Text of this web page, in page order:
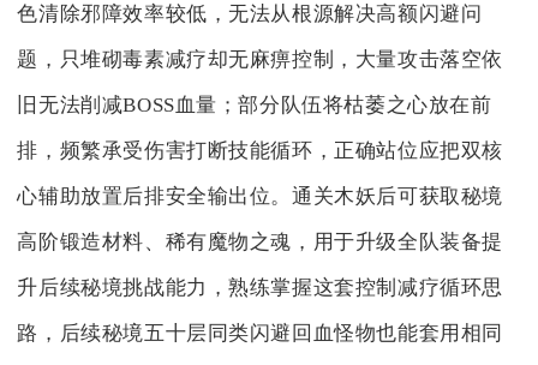
色清除邪障效率较低，无法从根源解决高额闪避问
题，只堆砌毒素减疗却无麻痹控制，大量攻击落空依
旧无法削减BOSS血量；部分队伍将枯萎之心放在前
排，频繁承受伤害打断技能循环，正确站位应把双核
心辅助放置后排安全输出位。通关木妖后可获取秘境
高阶锻造材料、稀有魔物之魂，用于升级全队装备提
升后续秘境挑战能力，熟练掌握这套控制减疗循环思
路，后续秘境五十层同类闪避回血怪物也能套用相同